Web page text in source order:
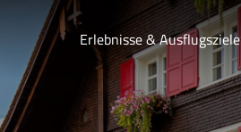
Erlebnisse & Ausflugsziele